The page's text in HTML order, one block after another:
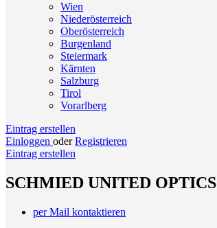
Wien
Niederösterreich
Oberösterreich
Burgenland
Steiermark
Kärnten
Salzburg
Tirol
Vorarlberg
Eintrag erstellen
Einloggen oder Registrieren
Eintrag erstellen
SCHMIED UNITED OPTICS
per Mail kontaktieren